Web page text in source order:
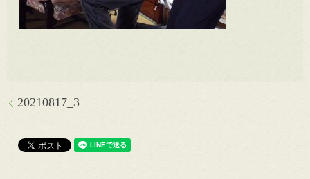
20210817_3